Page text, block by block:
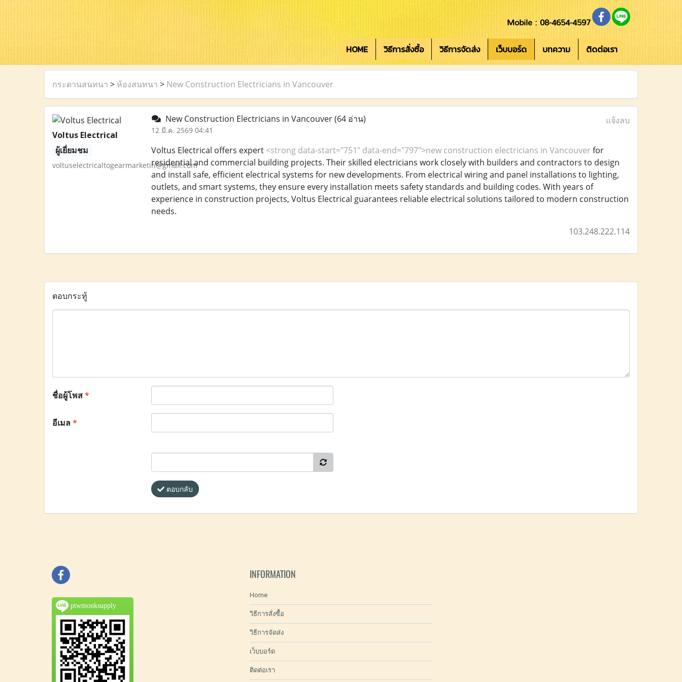
Mobile : 08-4654-4597
HOME วิธีการสั่งซื้อ วิธีการจัดส่ง เว็บบอร์ด บทความ ติดต่อเรา
กระดานสนทนา > ห้องสนทนา > New Construction Electricians in Vancouver
Voltus Electrical
ผู้เยี่ยมชม
voltuselectricaltogearmarketin@gmail.com
New Construction Electricians in Vancouver(64 อ่าน)
12 มี.ค. 2569 04:41
แจ้งลบ
Voltus Electrical offers expert <strong data-start="751" data-end="797">new construction electricians in Vancouver for
residential and commercial building projects. Their skilled electricians work closely with builders and contractors to design
and install safe, efficient electrical systems for new developments. From electrical wiring and panel installations to lighting,
outlets, and smart systems, they ensure every installation meets safety standards and building codes. With years of
experience in construction projects, Voltus Electrical guarantees reliable electrical solutions tailored to modern construction
needs.
103.248.222.114
ตอบกระทู้
ชื่อผู้โพส*
อีเมล*
ตอบกลับ
ptwmonksupply
INFORMATION
Home
วิธีการสั่งซื้อ
วิธีการจัดส่ง
เว็บบอร์ด
ติดต่อเรา